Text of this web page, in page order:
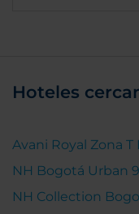
Hoteles
Avani Royal Zona
NH Bogotá Urban
NH Collection